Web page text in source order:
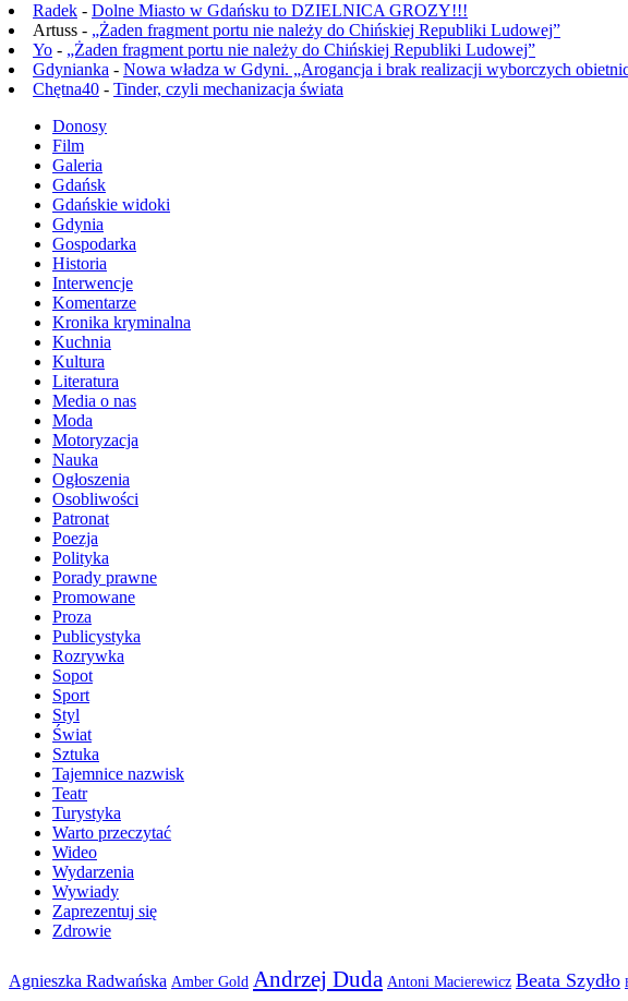
Radek - Dolne Miasto w Gdańsku to DZIELNICA GROZY!!!
Artuss - „Żaden fragment portu nie należy do Chińskiej Republiki Ludowej”
Yo - „Żaden fragment portu nie należy do Chińskiej Republiki Ludowej”
Gdynianka - Nowa władza w Gdyni. „Arogancja i brak realizacji wyborczych
Chętna40 - Tinder, czyli mechanizacja świata
Donosy
Film
Galeria
Gdańsk
Gdańskie widoki
Gdynia
Gospodarka
Historia
Interwencje
Komentarze
Kronika kryminalna
Kuchnia
Kultura
Literatura
Media o nas
Moda
Motoryzacja
Nauka
Ogłoszenia
Osobliwości
Patronat
Poezja
Polityka
Porady prawne
Promowane
Proza
Publicystyka
Rozrywka
Sopot
Sport
Styl
Świat
Sztuka
Tajemnice nazwisk
Teatr
Turystyka
Warto przeczytać
Wideo
Wydarzenia
Wywiady
Zaprezentuj się
Zdrowie
Agnieszka Radwańska Amber Gold Andrzej Duda Antoni Macierewicz Beata Szydło